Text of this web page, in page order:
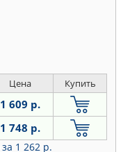
Цена Купить
1 609 р.
1 748 р.
за 1 262 р.